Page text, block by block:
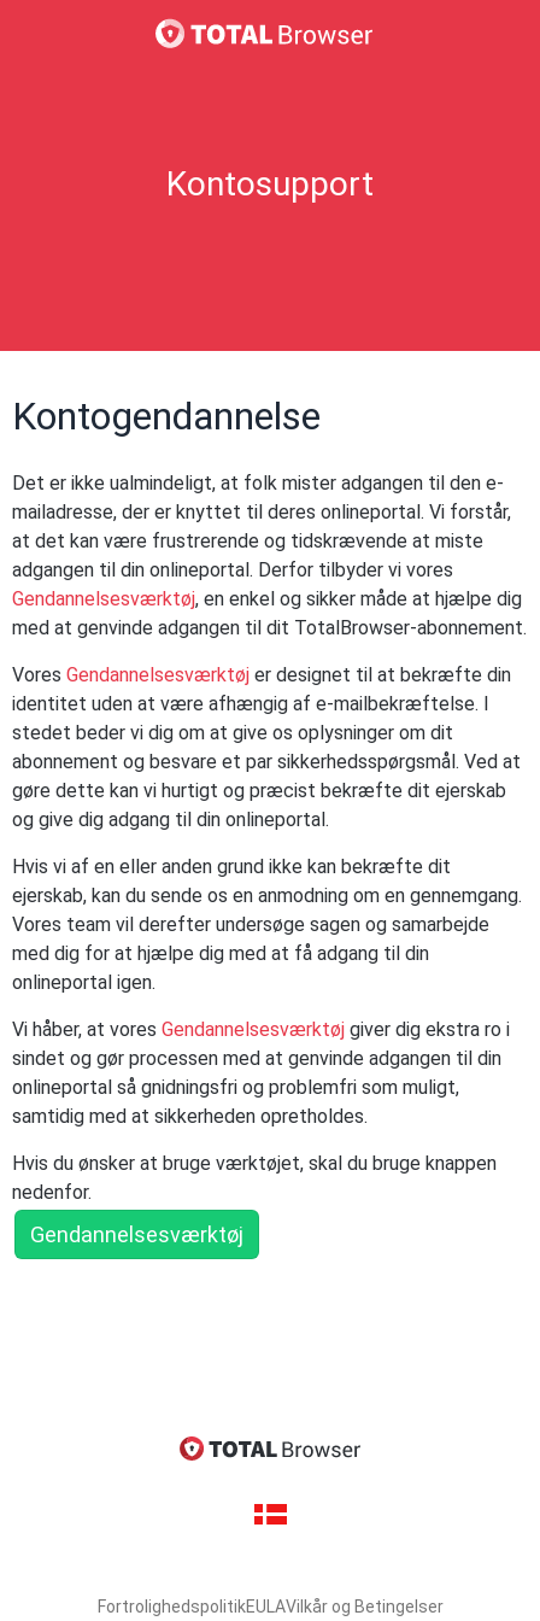
Kontosupport
Kontogendannelse
Det er ikke ualmindeligt, at folk mister adgangen til den e-
mailadresse, der er knyttet til deres onlineportal. Vi forstår,
at det kan være frustrerende og tidskrævende at miste
adgangen til din onlineportal. Derfor tilbyder vi vores
Gendannelsesværktøj, en enkel og sikker måde at hjælpe dig
med at genvinde adgangen til dit TotalBrowser-abonnement.
Vores Gendannelsesværktøj er designet til at bekræfte din
identitet uden at være afhængig af e-mailbekræftelse. I
stedet beder vi dig om at give os oplysninger om dit
abonnement og besvare et par sikkerhedsspørgsmål. Ved at
gøre dette kan vi hurtigt og præcist bekræfte dit ejerskab
og give dig adgang til din onlineportal.
Hvis vi af en eller anden grund ikke kan bekræfte dit
ejerskab, kan du sende os en anmodning om en gennemgang.
Vores team vil derefter undersøge sagen og samarbejde
med dig for at hjælpe dig med at få adgang til din
onlineportal igen.
Vi håber, at vores Gendannelsesværktøj giver dig ekstra ro i
sindet og gør processen med at genvinde adgangen til din
onlineportal så gnidningsfri og problemfri som muligt,
samtidig med at sikkerheden opretholdes.
Hvis du ønsker at bruge værktøjet, skal du bruge knappen
nedenfor.
Gendannelsesværktøj
FortrolighedspolitikEULAVilkår og Betingelser